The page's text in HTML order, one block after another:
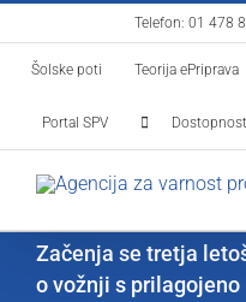
to
content
Telefon: 01 478
Šolske poti Teorija ePriprava
Portal SPV Dostopnost
Začenja se tretja
o vožnji s